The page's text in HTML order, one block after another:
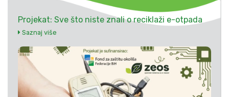
Projekat: Sve što niste znali o reciklaži e-otpada
Saznaj više